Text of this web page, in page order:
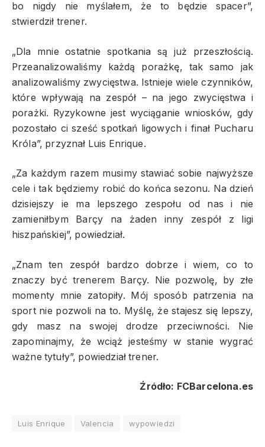
bo nigdy nie myślałem, że to będzie spacer”,
stwierdził trener.
„Dla mnie ostatnie spotkania są już przeszłością.
Przeanalizowaliśmy każdą porażkę, tak samo jak
analizowaliśmy zwycięstwa. Istnieje wiele czynników,
które wpływają na zespół – na jego zwycięstwa i
porażki. Ryzykowne jest wyciąganie wniosków, gdy
pozostało ci sześć spotkań ligowych i finał Pucharu
Króla”, przyznał Luis Enrique.
„Za każdym razem musimy stawiać sobie najwyższe
cele i tak będziemy robić do końca sezonu. Na dzień
dzisiejszy ie ma lepszego zespołu od nas i nie
zamieniłbym Barçy na żaden inny zespół z ligi
hiszpańskiej”, powiedział.
„Znam ten zespół bardzo dobrze i wiem, co to
znaczy być trenerem Barçy. Nie pozwolę, by złe
momenty mnie zatopiły. Mój sposób patrzenia na
sport nie pozwoli na to. Myślę, że stajesz się lepszy,
gdy masz na swojej drodze przeciwności. Nie
zapominajmy, że wciąż jesteśmy w stanie wygrać
ważne tytuły”, powiedział trener.
Źródło: FCBarcelona.es
Luis Enrique Valencia wypowiedzi